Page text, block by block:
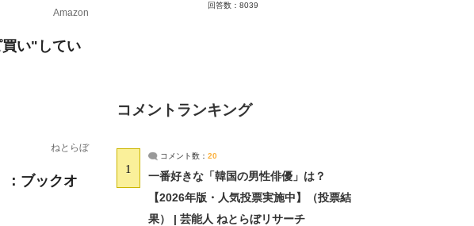
Amazon
買い"してい
ねとらぼ
：ブックオ
回答数：8039
コメントランキング
1
コメント数： 20
一番好きな「韓国の男性俳優」は？
【2026年版・人気投票実施中】（投票結
果） | 芸能人 ねとらぼリサーチ